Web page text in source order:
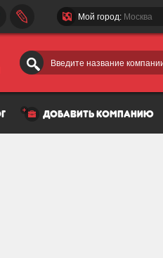
Введите название
Мой город: Москва
добавить компанию